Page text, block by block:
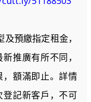
預繳指定租金，
推廣有所不同，
額滿即止。詳情
記新客戶，不可